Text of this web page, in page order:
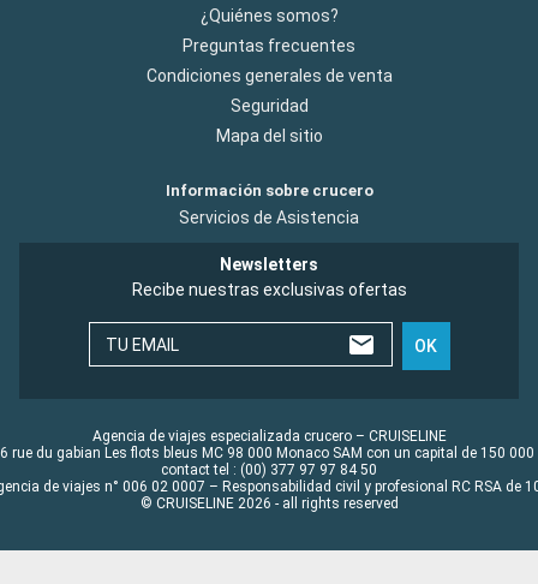
¿Quiénes somos?
Preguntas frecuentes
Condiciones generales de venta
Seguridad
Mapa del sitio
Información sobre crucero
Servicios de Asistencia
Newsletters
Recibe nuestras exclusivas ofertas
TU EMAIL OK
Agencia de viajes especializada crucero – CRUISELINE
rue du gabian Les flots bleus MC 98 000 Monaco SAM con un capital de 150 000
contact tel : (00) 377 97 97 84 50
de viajes n° 006 02 0007 – Responsabilidad civil y profesional RC RSA de
© CRUISELINE 2026 - all rights reserved